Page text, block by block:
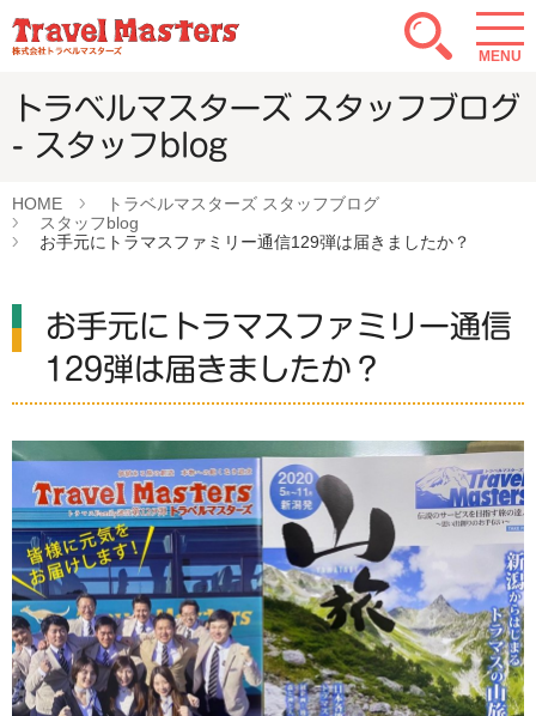
MENU
トラベルマスターズ スタッフブログ
- スタッフblog
HOME
トラベルマスターズ スタッフブログ
スタッフblog
お手元にトラマスファミリー通信129弾は届きましたか？
お手元にトラマスファミリー通信
129弾は届きましたか？